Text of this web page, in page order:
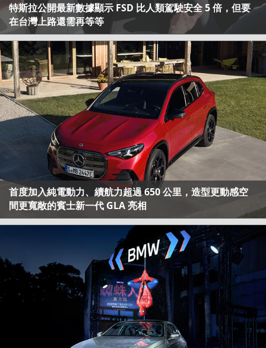
特斯拉公開最新數據顯示 FSD 比人類駕駛安全 5 倍，但要
在台灣上路還需再等等
首度加入純電動力、續航力超過 650 公里，造型更動感空
間更寬敞的賓士新一代 GLA 亮相